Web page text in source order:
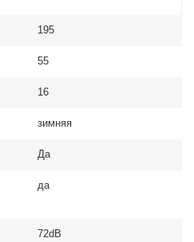
195
55
16
зимняя
Да
да
72dB